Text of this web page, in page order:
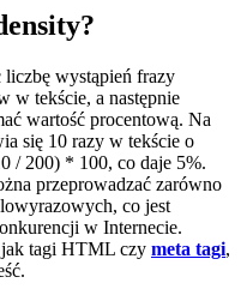
wystąpień frazy
w tekście, a następnie
wartość procentową. Na
się 10 razy w tekście o
/ 200) * 100, co daje 5%.
przeprowadzać zarówno
co jest
w Internecie.
jak tagi HTML czy meta tagi,